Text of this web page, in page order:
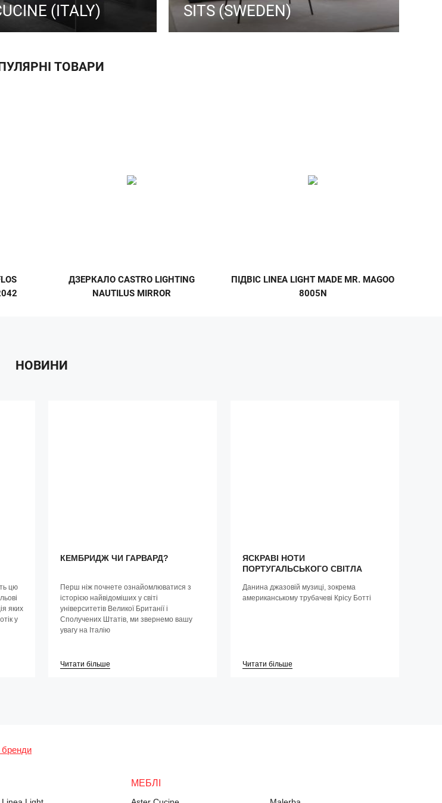
(ITALY) SITS (SWEDEN)
ТОВАРИ
ДЗЕРКАЛО CASTRO LIGHTING
NAUTILUS MIRROR
ПІДВІС LINEA LIGHT MADE MR. MAGOO
8005N
НОВИНИ
цю
яких
у
КЕМБРИДЖ ЧИ ГАРВАРД?
Перш ніж почнете ознайомлюватися з
історією найвідоміших у світі
університетів Великої Британії і
Сполучених Штатів, ми звернемо вашу
увагу на Італію
Читати більше
ЯСКРАВІ НОТИ
ПОРТУГАЛЬСЬКОГО СВІТЛА
Данина джазовій музиці, зокрема
американському трубачеві Крісу Ботті
Читати більше
бренди
МЕБЛІ